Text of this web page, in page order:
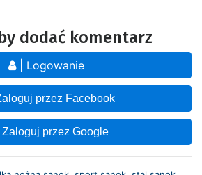
dodać komentarz
| Logowanie
przez Facebook
przez Google